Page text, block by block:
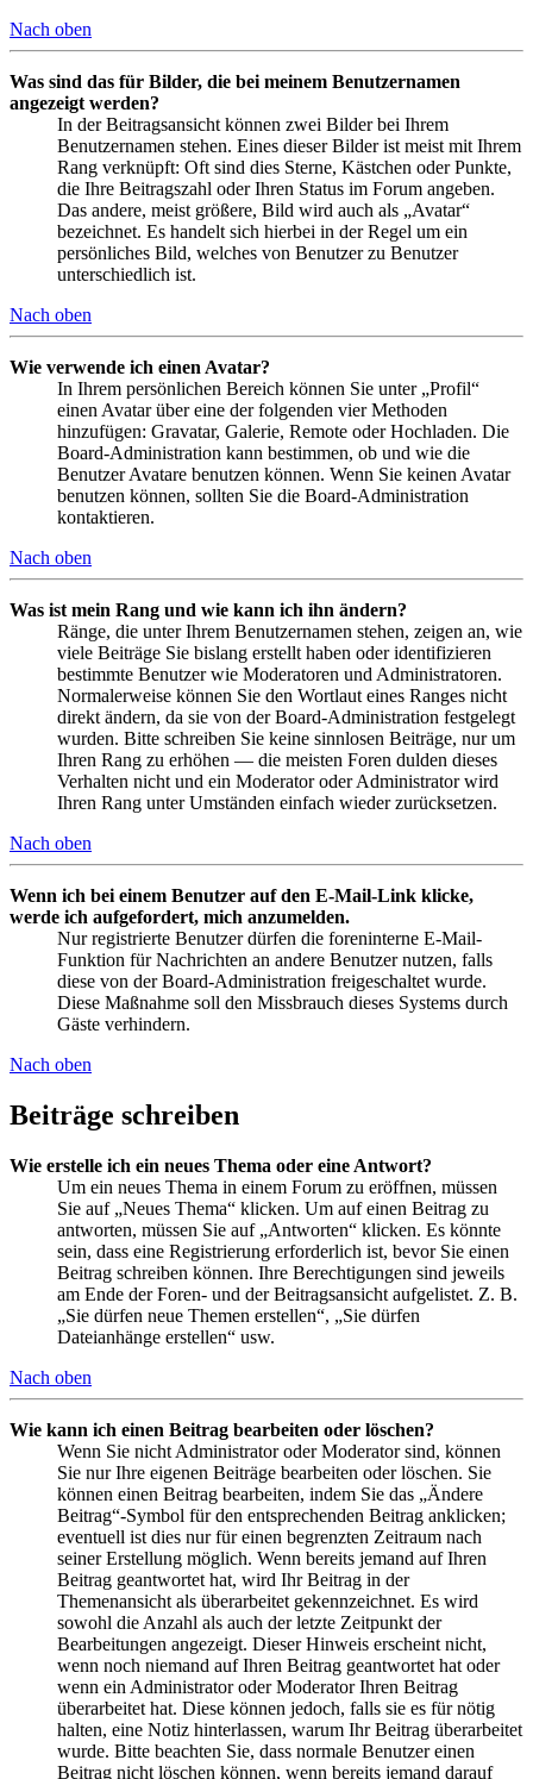
Nach oben
Was sind das für Bilder, die bei meinem Benutzernamen
angezeigt werden?
In der Beitragsansicht können zwei Bilder bei Ihrem
Benutzernamen stehen. Eines dieser Bilder ist meist mit Ihrem
Rang verknüpft: Oft sind dies Sterne, Kästchen oder Punkte,
die Ihre Beitragszahl oder Ihren Status im Forum angeben.
Das andere, meist größere, Bild wird auch als „Avatar“
bezeichnet. Es handelt sich hierbei in der Regel um ein
persönliches Bild, welches von Benutzer zu Benutzer
unterschiedlich ist.
Nach oben
Wie verwende ich einen Avatar?
In Ihrem persönlichen Bereich können Sie unter „Profil“
einen Avatar über eine der folgenden vier Methoden
hinzufügen: Gravatar, Galerie, Remote oder Hochladen. Die
Board-Administration kann bestimmen, ob und wie die
Benutzer Avatare benutzen können. Wenn Sie keinen Avatar
benutzen können, sollten Sie die Board-Administration
kontaktieren.
Nach oben
Was ist mein Rang und wie kann ich ihn ändern?
Ränge, die unter Ihrem Benutzernamen stehen, zeigen an, wie
viele Beiträge Sie bislang erstellt haben oder identifizieren
bestimmte Benutzer wie Moderatoren und Administratoren.
Normalerweise können Sie den Wortlaut eines Ranges nicht
direkt ändern, da sie von der Board-Administration festgelegt
wurden. Bitte schreiben Sie keine sinnlosen Beiträge, nur um
Ihren Rang zu erhöhen — die meisten Foren dulden dieses
Verhalten nicht und ein Moderator oder Administrator wird
Ihren Rang unter Umständen einfach wieder zurücksetzen.
Nach oben
Wenn ich bei einem Benutzer auf den E-Mail-Link klicke,
werde ich aufgefordert, mich anzumelden.
Nur registrierte Benutzer dürfen die foreninterne E-Mail-
Funktion für Nachrichten an andere Benutzer nutzen, falls
diese von der Board-Administration freigeschaltet wurde.
Diese Maßnahme soll den Missbrauch dieses Systems durch
Gäste verhindern.
Nach oben
Beiträge schreiben
Wie erstelle ich ein neues Thema oder eine Antwort?
Um ein neues Thema in einem Forum zu eröffnen, müssen
Sie auf „Neues Thema“ klicken. Um auf einen Beitrag zu
antworten, müssen Sie auf „Antworten“ klicken. Es könnte
sein, dass eine Registrierung erforderlich ist, bevor Sie einen
Beitrag schreiben können. Ihre Berechtigungen sind jeweils
am Ende der Foren- und der Beitragsansicht aufgelistet. Z. B.
„Sie dürfen neue Themen erstellen“, „Sie dürfen
Dateianhänge erstellen“ usw.
Nach oben
Wie kann ich einen Beitrag bearbeiten oder löschen?
Wenn Sie nicht Administrator oder Moderator sind, können
Sie nur Ihre eigenen Beiträge bearbeiten oder löschen. Sie
können einen Beitrag bearbeiten, indem Sie das „Ändere
Beitrag“-Symbol für den entsprechenden Beitrag anklicken;
eventuell ist dies nur für einen begrenzten Zeitraum nach
seiner Erstellung möglich. Wenn bereits jemand auf Ihren
Beitrag geantwortet hat, wird Ihr Beitrag in der
Themenansicht als überarbeitet gekennzeichnet. Es wird
sowohl die Anzahl als auch der letzte Zeitpunkt der
Bearbeitungen angezeigt. Dieser Hinweis erscheint nicht,
wenn noch niemand auf Ihren Beitrag geantwortet hat oder
wenn ein Administrator oder Moderator Ihren Beitrag
überarbeitet hat. Diese können jedoch, falls sie es für nötig
halten, eine Notiz hinterlassen, warum Ihr Beitrag überarbeitet
wurde. Bitte beachten Sie, dass normale Benutzer einen
Beitrag nicht löschen können, wenn bereits jemand darauf